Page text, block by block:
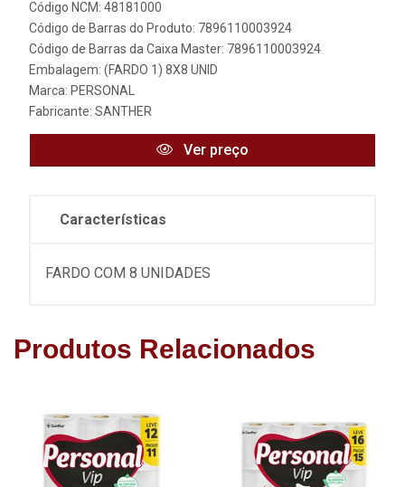
Código NCM: 48181000
Código de Barras do Produto: 7896110003924
Código de Barras da Caixa Master: 7896110003924
Embalagem: (FARDO 1) 8X8 UNID
Marca: PERSONAL
Fabricante: SANTHER
Ver preço
Características
FARDO COM 8 UNIDADES
Produtos Relacionados